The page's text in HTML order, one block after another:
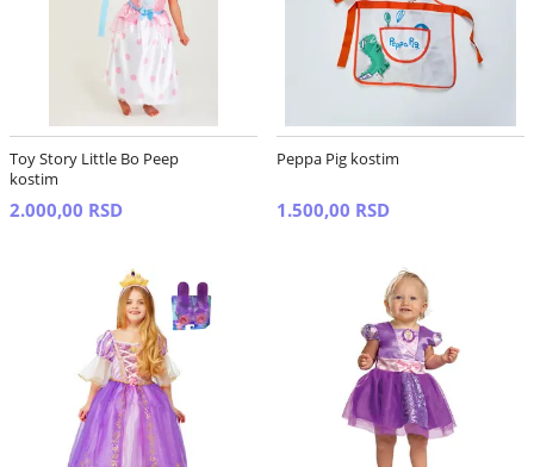
Toy Story Little Bo Peep
kostim
2.000,00 RSD
Peppa Pig kostim
1.500,00 RSD